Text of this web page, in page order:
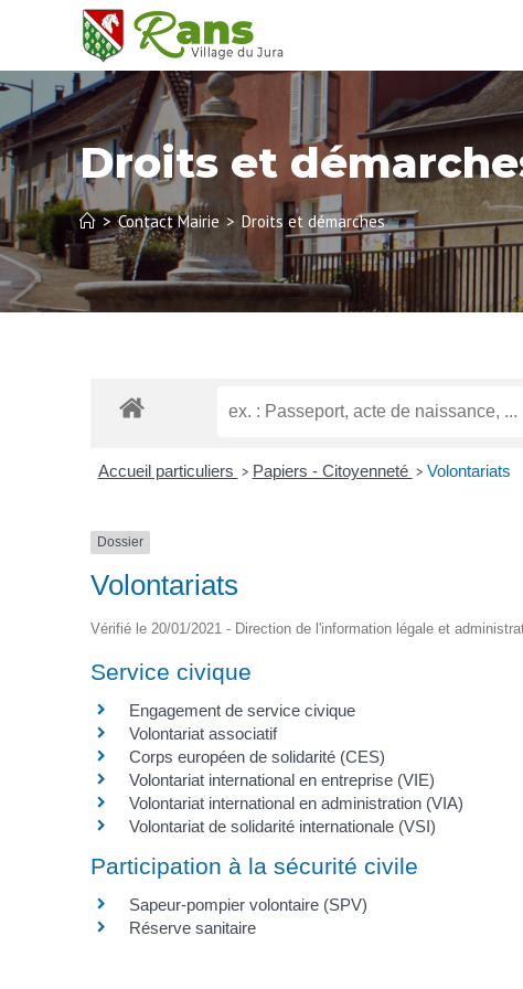
Droits et
> Contact Mairie > Droits et démarches
Accueil particuliers > Papiers - Citoyenneté > Volontariats
Dossier
Volontariats
Vérifié le 20/01/2021 - Direction de l'information légale et
Service civique
Engagement de service civique
Volontariat associatif
Corps européen de solidarité (CES)
Volontariat international en entreprise (VIE)
Volontariat international en administration (VIA)
Volontariat de solidarité internationale (VSI)
Participation à la sécurité civile
Sapeur-pompier volontaire (SPV)
Réserve sanitaire